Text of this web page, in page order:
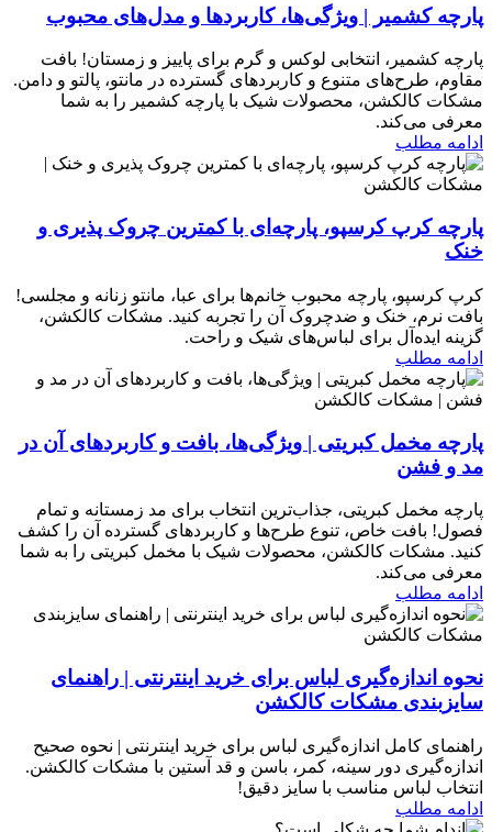
پارچه کشمیر | ویژگی‌ها، کاربردها و مدل‌های محبوب
پارچه کشمیر، انتخابی لوکس و گرم برای پاییز و زمستان! بافت
مقاوم، طرح‌های متنوع و کاربردهای گسترده در مانتو، پالتو و دامن.
مشکات کالکشن، محصولات شیک با پارچه کشمیر را به شما
معرفی می‌کند.
ادامه مطلب
پارچه کرپ کرسپو، پارچه‌ای با کمترین چروک پذیری و
خنک
کرپ کرسپو، پارچه محبوب خانم‌ها برای عبا، مانتو زنانه و مجلسی!
بافت نرم، خنک و ضدچروک آن را تجربه کنید. مشکات کالکشن،
گزینه ایده‌آل برای لباس‌های شیک و راحت.
ادامه مطلب
پارچه مخمل کبریتی | ویژگی‌ها، بافت و کاربردهای آن در
مد و فشن
پارچه مخمل کبریتی، جذاب‌ترین انتخاب برای مد زمستانه و تمام
فصول! بافت خاص، تنوع طرح‌ها و کاربردهای گسترده آن را کشف
کنید. مشکات کالکشن، محصولات شیک با مخمل کبریتی را به شما
معرفی می‌کند.
ادامه مطلب
نحوه اندازه‌گیری لباس برای خرید اینترنتی | راهنمای
سایزبندی مشکات کالکشن
راهنمای کامل اندازه‌گیری لباس برای خرید اینترنتی | نحوه صحیح
اندازه‌گیری دور سینه، کمر، باسن و قد آستین با مشکات کالکشن.
انتخاب لباس مناسب با سایز دقیق!
ادامه مطلب